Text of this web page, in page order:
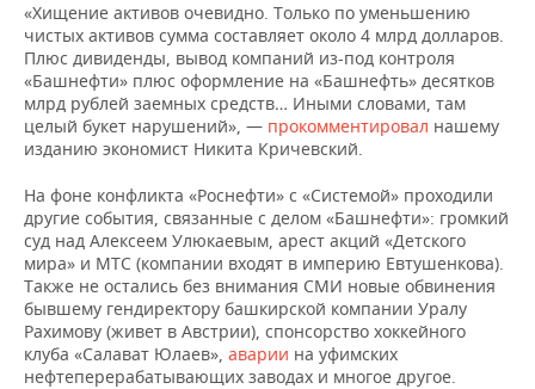
«Хищение активов очевидно. Только по уменьшению
чистых активов сумма составляет около 4 млрд долларов.
Плюс дивиденды, вывод компаний из-под контроля
«Башнефти» плюс оформление на «Башнефть» десятков
млрд рублей заемных средств… Иными словами, там
целый букет нарушений», — прокомментировал нашему
изданию экономист Никита Кричевский.
На фоне конфликта «Роснефти» с «Системой» проходили
другие события, связанные с делом «Башнефти»: громкий
суд над Алексеем Улюкаевым, арест акций «Детского
мира» и МТС (компании входят в империю Евтушенкова).
Также не остались без внимания СМИ новые обвинения
бывшему гендиректору башкирской компании Уралу
Рахимову (живет в Австрии), спонсорство хоккейного
клуба «Салават Юлаев», аварии на уфимских
нефтеперерабатывающих заводах и многое другое.